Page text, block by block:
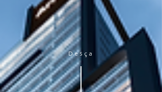
Desça